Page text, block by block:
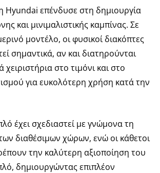
Hyundai επένδυσε στη δημιουργία
και μινιμαλιστικής καμπίνας. Σε
μοντέλο, οι φυσικοί διακόπτες
σημαντικά, αν και διατηρούνται
χειριστήρια στο τιμόνι και στο
για ευκολότερη χρήση κατά την
έχει σχεδιαστεί με γνώμονα τη
διαθέσιμων χώρων, ενώ οι κάθετοι
την καλύτερη αξιοποίηση του
δημιουργώντας επιπλέον